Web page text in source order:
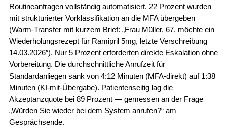
Routineanfragen vollständig automatisiert. 22 Prozent wurden
mit strukturierter Vorklassifikation an die MFA übergeben
(Warm-Transfer mit kurzem Brief: „Frau Müller, 67, möchte ein
Wiederholungsrezept für Ramipril 5mg, letzte Verschreibung
14.03.2026″). Nur 5 Prozent erforderten direkte Eskalation ohne
Vorbereitung. Die durchschnittliche Anrufzeit für
Standardanliegen sank von 4:12 Minuten (MFA-direkt) auf 1:38
Minuten (KI-mit-Übergabe). Patientenseitig lag die
Akzeptanzquote bei 89 Prozent — gemessen an der Frage
„Würden Sie wieder bei dem System anrufen?“ am
Gesprächsende.